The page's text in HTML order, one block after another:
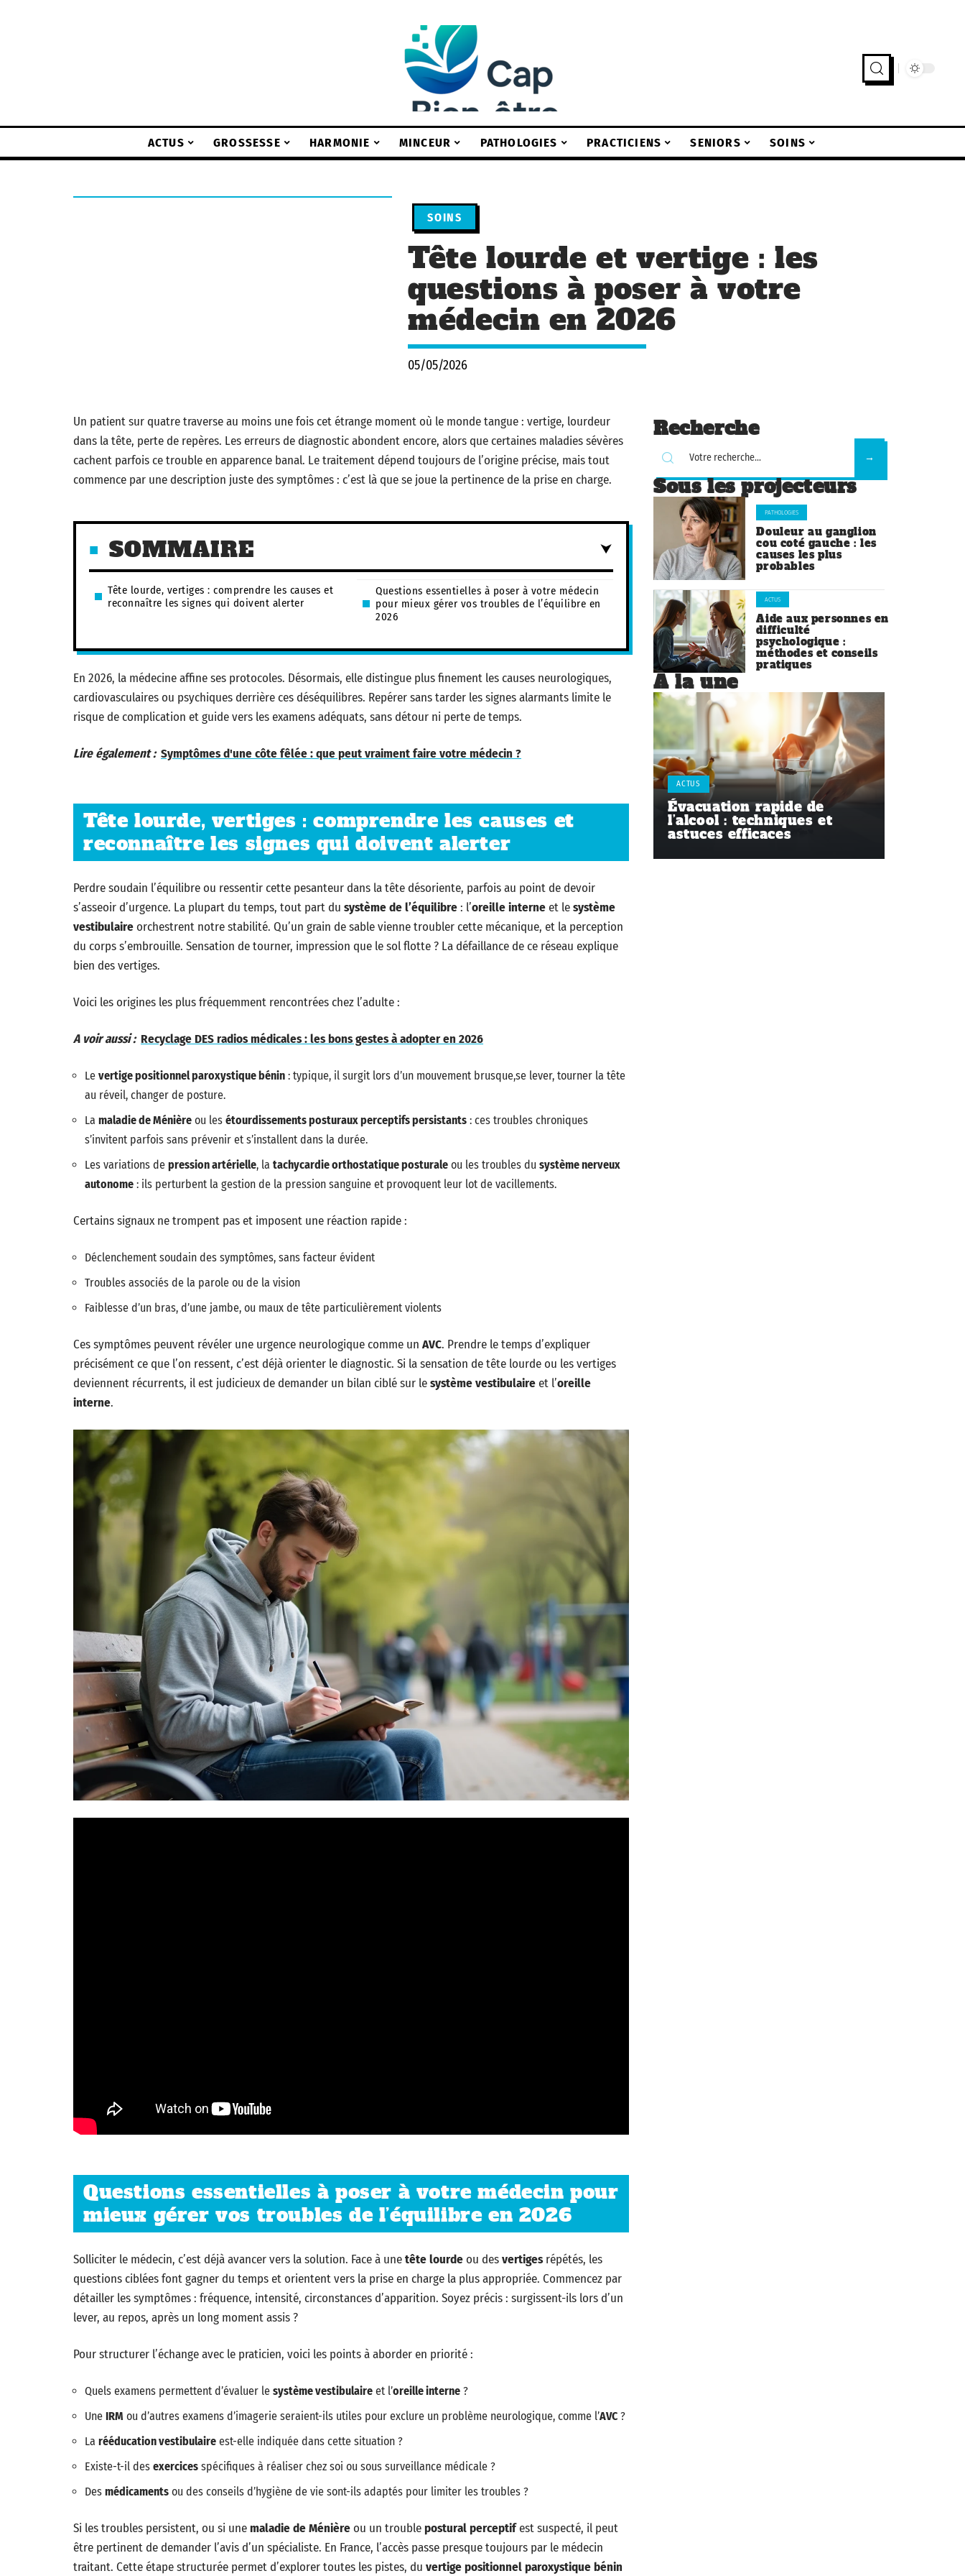
ACTUS GROSSESSE HARMONIE MINCEUR PATHOLOGIES PRACTICIENS SENIORS SOINS
SOINS
Tête lourde et vertige : les
questions à poser à votre
médecin en 2026
05/05/2026
Un patient sur quatre traverse au moins une fois cet étrange moment où le monde tangue : vertige, lourdeur
dans la tête, perte de repères. Les erreurs de diagnostic abondent encore, alors que certaines maladies sévères
cachent parfois ce trouble en apparence banal. Le traitement dépend toujours de l’origine précise, mais tout
commence par une description juste des symptômes : c’est là que se joue la pertinence de la prise en charge.
SOMMAIRE
Tête lourde, vertiges : comprendre les causes et
reconnaître les signes qui doivent alerter
Questions essentielles à poser à votre médecin
pour mieux gérer vos troubles de l’équilibre en
2026
En 2026, la médecine affine ses protocoles. Désormais, elle distingue plus finement les causes neurologiques,
cardiovasculaires ou psychiques derrière ces déséquilibres. Repérer sans tarder les signes alarmants limite le
risque de complication et guide vers les examens adéquats, sans détour ni perte de temps.
Lire également : Symptômes d'une côte fêlée : que peut vraiment faire votre médecin ?
Tête lourde, vertiges : comprendre les causes et
reconnaître les signes qui doivent alerter
Perdre soudain l’équilibre ou ressentir cette pesanteur dans la tête désoriente, parfois au point de devoir
s’asseoir d’urgence. La plupart du temps, tout part du système de l’équilibre: l’oreille interneet lesystème
vestibulaireorchestrent notre stabilité. Qu’un grain de sable vienne troubler cette mécanique, et la perception
du corps s’embrouille. Sensation de tourner, impression que le sol flotte ? La défaillance de ce réseau explique
bien des vertiges.
Voici les origines les plus fréquemment rencontrées chez l’adulte :
A voir aussi : Recyclage DES radios médicales : les bons gestes à adopter en 2026
Le vertige positionnel paroxystique bénin : typique, il surgit lors d’un mouvement brusque,se lever, tourner la tête
au réveil, changer de posture.
La maladie de Ménière ou les étourdissements posturaux perceptifs persistants : ces troubles chroniques
s’invitent parfois sans prévenir et s’installent dans la durée.
Les variations de pression artérielle, la tachycardie orthostatique posturale ou les troubles du système nerveux
autonome : ils perturbent la gestion de la pression sanguine et provoquent leur lot de vacillements.
Certains signaux ne trompent pas et imposent une réaction rapide :
Déclenchement soudain des symptômes, sans facteur évident
Troubles associés de la parole ou de la vision
Faiblesse d’un bras, d’une jambe, ou maux de tête particulièrement violents
Ces symptômes peuvent révéler une urgence neurologique comme un AVC. Prendre le temps d’expliquer
précisément ce que l’on ressent, c’est déjà orienter le diagnostic. Si la sensation de tête lourde ou les vertiges
deviennent récurrents, il est judicieux de demander un bilan ciblé sur lesystème vestibulaireet l’oreille
interne.
Questions essentielles à poser à votre médecin pour
mieux gérer vos troubles de l’équilibre en 2026
Solliciter le médecin, c’est déjà avancer vers la solution. Face à unetête lourdeou desvertigesrépétés, les
questions ciblées font gagner du temps et orientent vers la prise en charge la plus appropriée. Commencez par
détailler les symptômes : fréquence, intensité, circonstances d’apparition. Soyez précis : surgissent-ils lors d’un
lever, au repos, après un long moment assis ?
Pour structurer l’échange avec le praticien, voici les points à aborder en priorité :
Quels examens permettent d’évaluer le système vestibulaire et l’oreille interne ?
Une IRM ou d’autres examens d’imagerie seraient-ils utiles pour exclure un problème neurologique, comme l’AVC ?
La rééducation vestibulaire est-elle indiquée dans cette situation ?
Existe-t-il des exercices spécifiques à réaliser chez soi ou sous surveillance médicale ?
Des médicaments ou des conseils d’hygiène de vie sont-ils adaptés pour limiter les troubles ?
Si les troubles persistent, ou si unemaladie de Ménièreou un troublepostural perceptifest suspecté, il peut
être pertinent de demander l’avis d’un spécialiste. En France, l’accès passe presque toujours par le médecin
traitant. Cette étape structurée permet d’explorer toutes les pistes, du vertige positionnel paroxystique bénin
Recherche
Sous les projecteurs
PATHOLOGIES
Douleur au ganglion
cou coté gauche : les
causes les plus
probables
ACTUS
Aide aux personnes en
difficulté
psychologique :
méthodes et conseils
pratiques
À la une
ACTUS
Évacuation rapide de
l’alcool : techniques et
astuces efficaces